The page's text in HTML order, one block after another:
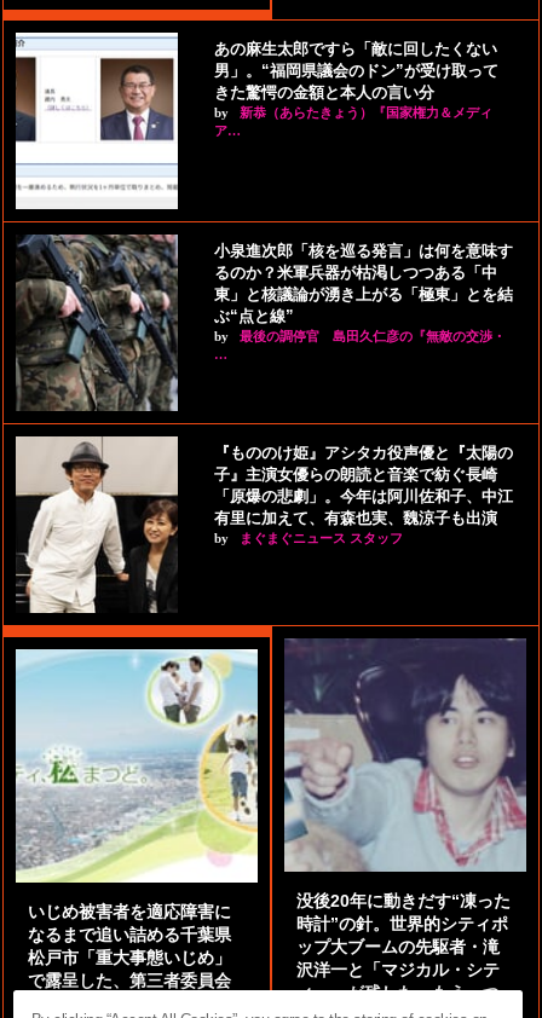
あの麻生太郎ですら「敵に回したくない
男」。“福岡県議会のドン”が受け取って
きた驚愕の金額と本人の言い分
by
新恭（あらたきょう）『国家権力＆メディ
ア…
小泉進次郎「核を巡る発言」は何を意味す
るのか？米軍兵器が枯渇しつつある「中
東」と核議論が湧き上がる「極東」とを結
ぶ“点と線”
by
最後の調停官 島田久仁彦の『無敵の交渉・
…
『もののけ姫』アシタカ役声優と『太陽の
子』主演女優らの朗読と音楽で紡ぐ長崎
「原爆の悲劇」。今年は阿川佐和子、中江
有里に加えて、有森也実、魏涼子も出演
by まぐまぐニュース スタッフ
いじめ被害者を適応障害に
なるまで追い詰める千葉県
松戸市「重大事態いじめ」
で露呈した、第三者委員会
没後20年に動きだす“凍った
時計”の針。世界的シティポ
ップ大ブームの先駆者・滝
沢洋一と「マジカル・シテ
ィー」が残した、もう一つ